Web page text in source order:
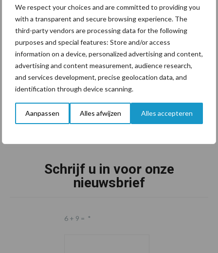
We respect your choices and are committed to providing you
with a transparent and secure browsing experience. The
third-party vendors are processing data for the following
purposes and special features: Store and/or access
information on a device, personalized advertising and content,
advertising and content measurement, audience research,
and services development, precise geolocation data, and
identification through device scanning.
Aanpassen Alles afwijzen Alles accepteren
Footer Onze brandpartners
Schrijf u in voor onze
nieuwsbrief
6 + 9 = *